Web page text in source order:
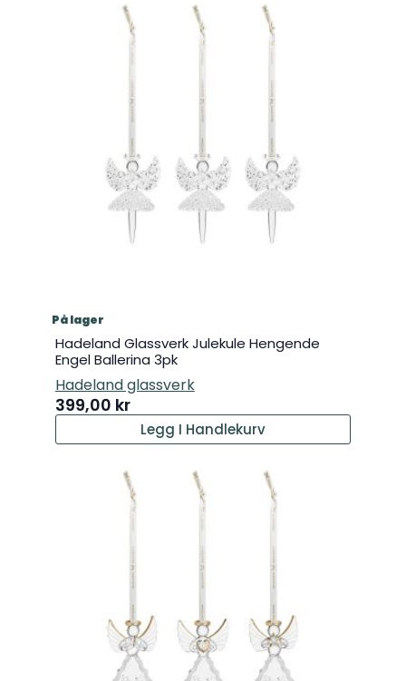
På lager
Hadeland Glassverk Julekule Hengende
Engel Ballerina 3pk
Hadeland glassverk
399,00 kr
Legg I Handlekurv